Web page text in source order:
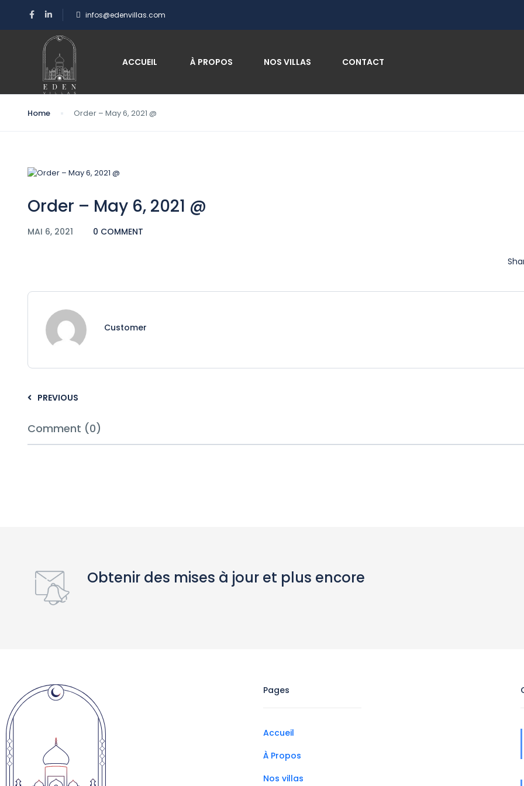
infos@edenvillas.com
ACCUEIL À PROPOS NOS VILLAS CONTACT
Blog
Home Order – May 6, 2021 @
Order – May 6, 2021 @
MAI 6, 2021 0 COMMENT
Customer
PREVIOUS
Comment (0)
Obtenir des mises à jour et plus encore
Pages
Accueil
À Propos
Nos villas